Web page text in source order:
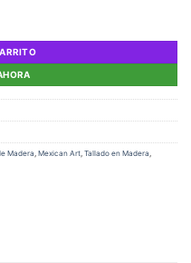
Madera Mexican Art Tallado en Madera